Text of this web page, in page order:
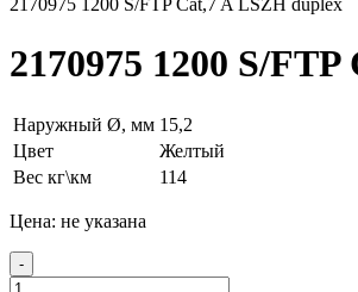
2170975 1200 S/FTP Cat,7 A LSZH duplex
2170975 1200 S/
Наружный Ø, мм 15,2
Цвет
Желтый
Вес кг\км
114
Цена: не указана
-